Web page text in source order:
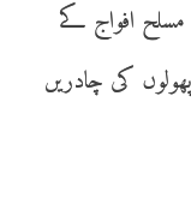
مسلح افواج کے
کی چادریں